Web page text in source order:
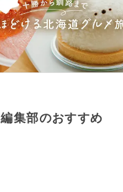
編集部のおすすめ